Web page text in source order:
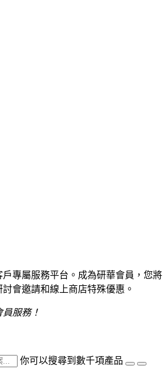
戶專屬服務平台。成為研華會員，您將
會邀請和線上商店特殊優惠。
服務！
你可以搜尋到數千項產品